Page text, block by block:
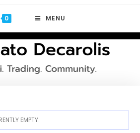
0 MENU
EMPTY.